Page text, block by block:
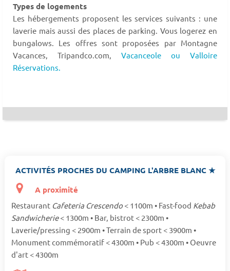
Types de logements
Les hébergements proposent les services suivants : une
laverie mais aussi des places de parking. Vous logerez en
bungalows. Les offres sont proposées par Montagne
Vacances, Tripandco.com, Vacanceole ou Valloire
Réservations.
ACTIVITÉS PROCHES DU CAMPING L'ARBRE BLANC ★
A proximité
Restaurant Cafeteria Crescendo< 1100m • Fast-food Kebab
Sandwicherie< 1300m • Bar, bistrot < 2300m •
Laverie/pressing < 2900m • Terrain de sport < 3900m •
Monument commémoratif < 4300m • Pub < 4300m • Oeuvre
d'art < 4300m